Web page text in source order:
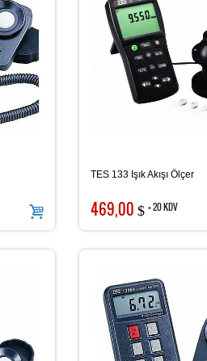
TES 133 Işık Akışı Ölçer
469,00 $ + 20 KDV